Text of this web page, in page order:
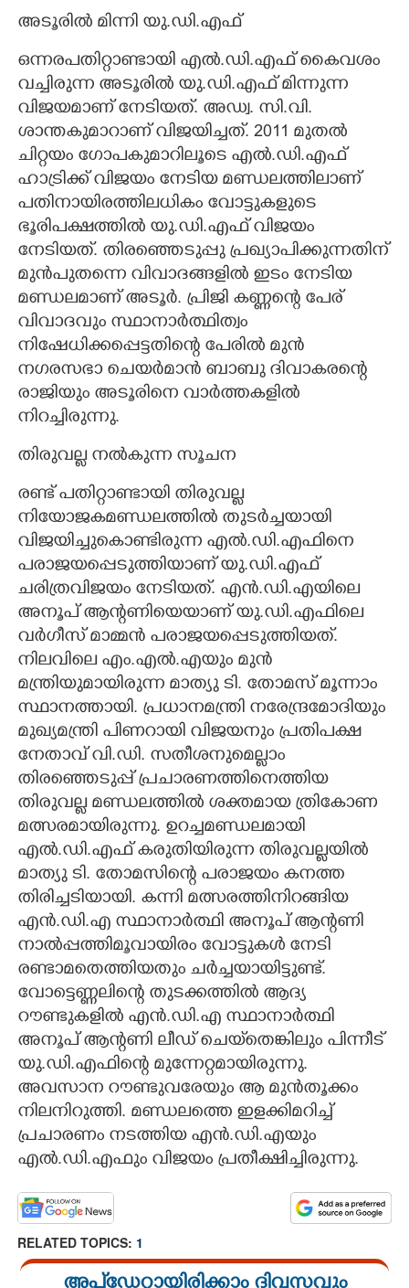
അടൂരിൽ മിന്നി യു.ഡി.എഫ്
ഒന്നരപതിറ്റാണ്ടായി എൽ.ഡി.എഫ് കൈവശം
വച്ചിരുന്ന അടൂരിൽ യു.ഡി.എഫ് മിന്നു‌ന്ന
വിജയമാണ് നേടിയത്. അഡ്വ. സി.വി.
ശാന്തകുമാറാണ് വിജയിച്ചത്. 2011 മുതൽ
ചിറ്റയം ഗോപകുമാറിലൂടെ എൽ.ഡി.എഫ്
ഹാട്രിക്ക് വിജയം നേടിയ മണ്ഡലത്തിലാണ്
പതിനായിരത്തിലധികം വോട്ടുകളുടെ
ഭൂരിപക്ഷത്തിൽ യു.ഡി.എഫ് വിജയം
നേടിയത്. തിരഞ്ഞെടുപ്പു പ്രഖ്യാപിക്കുന്നതിന്
മുൻപുതന്നെ വിവാദങ്ങളിൽ ഇടം നേടിയ
മണ്ഡലമാണ് അടൂർ. പ്രിജി കണ്ണന്റെ പേര്
വിവാദവും സ്ഥാനാർത്ഥിത്വം
നിഷേധിക്കപ്പെട്ടതിന്റെ പേരിൽ മുൻ
നഗരസഭാ ചെയർമാൻ ബാബു ദിവാകരന്റെ
രാജിയും അടൂരിനെ വാർത്തകളിൽ
നിറച്ചിരുന്നു.
തിരുവല്ല നൽകുന്ന സൂചന
രണ്ട് പതിറ്റാണ്ടായി തിരുവല്ല
നിയോജകമണ്ഡലത്തിൽ തുടർച്ചയായി
വിജയിച്ചുകൊണ്ടിരുന്ന എൽ.ഡി.എഫിനെ
പരാജയപ്പെടുത്തിയാണ് യു.ഡി.എഫ്
ചരിത്രവിജയം നേടിയത്. എൻ.ഡി.എയിലെ
അനൂപ് ആന്റണിയെയാണ് യു.ഡി.എഫിലെ
വർഗീസ് മാമ്മൻ പരാജയപ്പെടുത്തിയത്.
നിലവിലെ എം.എൽ.എയും മുൻ
മന്ത്രിയുമായിരുന്ന മാത്യു ടി. തോമസ് മൂന്നാം
സ്ഥാനത്തായി. പ്രധാനമന്ത്രി നരേന്ദ്രമോദിയും
മുഖ്യമന്ത്രി പിണറായി വിജയനും പ്രതിപക്ഷ
നേതാവ് വി.ഡി. സതീശനുമെല്ലാം
തിരഞ്ഞെടുപ്പ് പ്രചാരണത്തിനെത്തിയ
തിരുവല്ല മണ്ഡലത്തിൽ ശക്തമായ ത്രികോണ
മത്സരമായിരുന്നു. ഉറച്ചമണ്ഡലമായി
എൽ.ഡി.എഫ് കരുതിയിരുന്ന തിരുവല്ലയിൽ
മാത്യു ടി. തോമസിന്റെ പരാജയം കനത്ത
തിരിച്ചടിയായി. കന്നി മത്സരത്തിനിറങ്ങിയ
എൻ.ഡി.എ സ്ഥാനാർത്ഥി അനൂപ് ആന്റണി
നാൽപ്പത്തിമൂവായിരം വോട്ടുകൾ നേടി
രണ്ടാമതെത്തിയതും ചർച്ചയായിട്ടുണ്ട്.
വോട്ടെണ്ണലിന്റെ തുടക്കത്തിൽ ആദ്യ
റൗണ്ടുകളിൽ എൻ.ഡി.എ സ്ഥാനാർത്ഥി
അനൂപ് ആന്റണി ലീഡ് ചെയ്‌തെങ്കിലും പിന്നീട്
യു.ഡി.എഫിന്റെ മുന്നേറ്റമായിരുന്നു.
അവസാന റൗണ്ടുവരേയും ആ മുൻ‌തൂക്കം
നിലനിറുത്തി. മണ്ഡലത്തെ ഇളക്കിമറിച്ച്
പ്രചാരണം നടത്തിയ എൻ.ഡി.എയും
എൽ.ഡി.എഫും വിജയം പ്രതീക്ഷിച്ചി​രുന്നു.
RELATED TOPICS: 1